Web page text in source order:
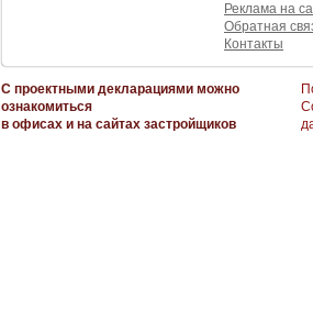
Реклама на
Обратная
Контакты
С проектными декларациями можно
ознакомиться
в офисах и на сайтах застройщиков